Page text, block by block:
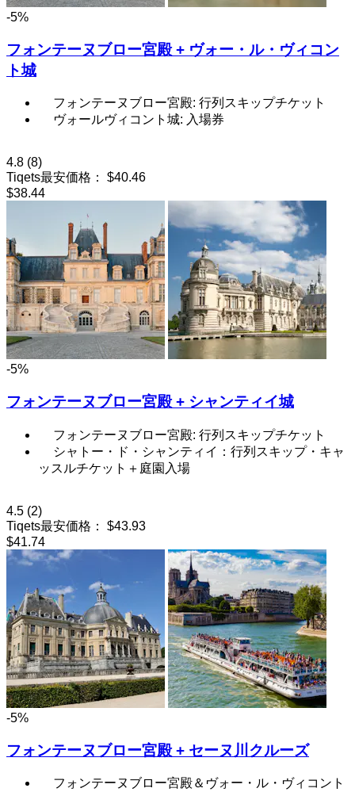
-5%
フォンテーヌブロー宮殿 + ヴォー・ル・ヴィコン
ト城
フォンテーヌブロー宮殿: 行列スキップチケット
ヴォールヴィコント城: 入場券
4.8 (8)
Tiqets最安価格：
$40.46
$38.44
-5%
フォンテーヌブロー宮殿 + シャンティイ城
フォンテーヌブロー宮殿: 行列スキップチケット
シャトー・ド・シャンティイ：行列スキップ・キャ
ッスルチケット＋庭園入場
4.5 (2)
Tiqets最安価格：
$43.93
$41.74
-5%
フォンテーヌブロー宮殿 + セーヌ川クルーズ
フォンテーヌブロー宮殿＆ヴォー・ル・ヴィコント